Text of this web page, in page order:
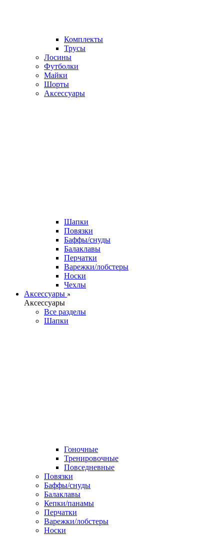
Комплекты
Трусы
Лосины
Футболки
Майки
Шорты
Аксессуары
Шапки
Повязки
Баффы/снуды
Балаклавы
Перчатки
Варежки/лобстеры
Носки
Чехлы
Аксессуары
Аксессуары
Все разделы
Шапки
Гоночные
Тренировочные
Повседневные
Повязки
Баффы/снуды
Балаклавы
Кепки/панамы
Перчатки
Варежки/лобстеры
Носки